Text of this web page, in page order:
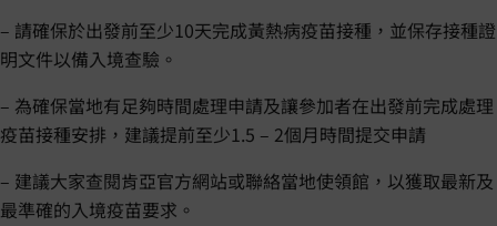
– 請確保於出發前至少10天完成黃熱病疫苗接種，並保存接種證
明文件以備入境查驗。
– 為確保當地有足夠時間處理申請及讓參加者在出發前完成處理
疫苗接種安排，建議提前至少1.5 – 2個月時間提交申請
– 建議大家查閱肯亞官方網站或聯絡當地使領館，以獲取最新及
最準確的入境疫苗要求。